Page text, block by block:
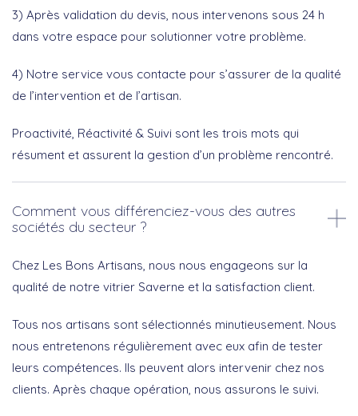
3) Après validation du devis, nous intervenons sous 24 h
dans votre espace pour solutionner votre problème.
4) Notre service vous contacte pour s’assurer de la qualité
de l’intervention et de l’artisan.
Proactivité, Réactivité & Suivi sont les trois mots qui
résument et assurent la gestion d’un problème rencontré.
Comment vous différenciez-vous des autres
sociétés du secteur ?
Chez Les Bons Artisans, nous nous engageons sur la
qualité de notre vitrier Saverne et la satisfaction client.
Tous nos artisans sont sélectionnés minutieusement. Nous
nous entretenons régulièrement avec eux afin de tester
leurs compétences. Ils peuvent alors intervenir chez nos
clients. Après chaque opération, nous assurons le suivi.